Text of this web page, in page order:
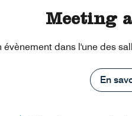
Meeting
évènement dans l'une des
En